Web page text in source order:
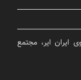
ایران ایر، مجتمع